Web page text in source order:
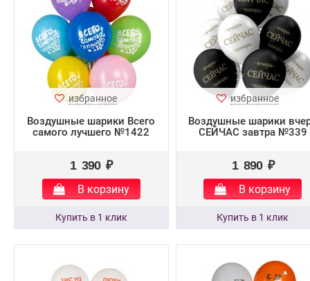
избранное
Воздушные шарики Всего
самого лучшего №1422
1 390 ₽
В корзину
избранное
Воздушные шарики
СЕЙЧАС завтра №339
1 890 ₽
В корзину